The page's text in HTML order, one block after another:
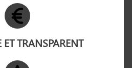
ET TRANSPARENT